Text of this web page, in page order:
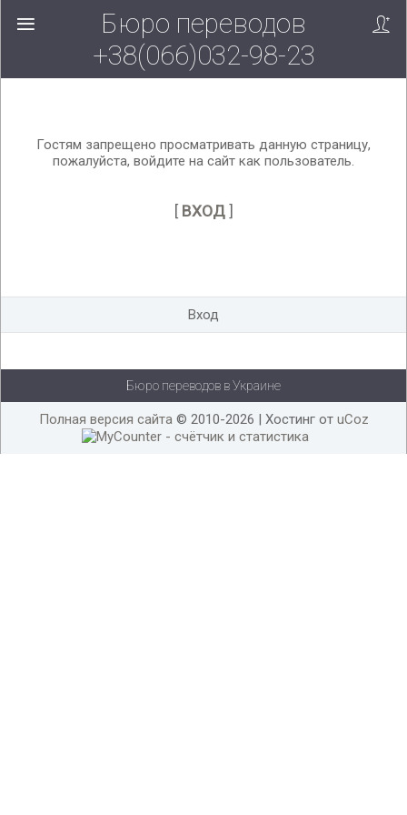
Вверх!
Бюро переводов
+38(066)032-98-23
Гостям запрещено просматривать данную страницу,
пожалуйста, войдите на сайт как пользователь.
[ ВХОД]
Вход
Бюро переводов в Украине
Полная версия сайта© 2010-2026 | Хостинг от uCoz